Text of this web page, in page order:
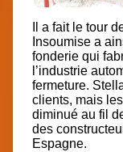
Il a fait le tour
Insoumise a
fonderie qui
l’industrie
fermeture.
clients, mais
diminué au fil
des
Espagne.